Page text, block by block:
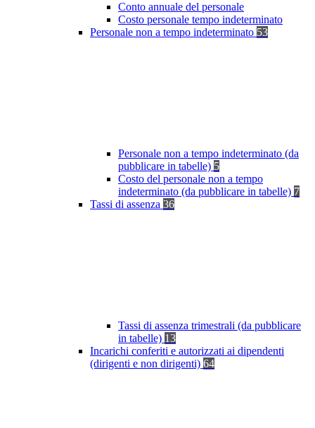
Conto annuale del personale
Costo personale tempo indeterminato
Personale non a tempo indeterminato 53
Personale non a tempo indeterminato (da
pubblicare in tabelle) 5
Costo del personale non a tempo
indeterminato (da pubblicare in tabelle) 7
Tassi di assenza 36
Tassi di assenza trimestrali (da pubblicare
in tabelle) 13
Incarichi conferiti e autorizzati ai dipendenti
(dirigenti e non dirigenti) 64